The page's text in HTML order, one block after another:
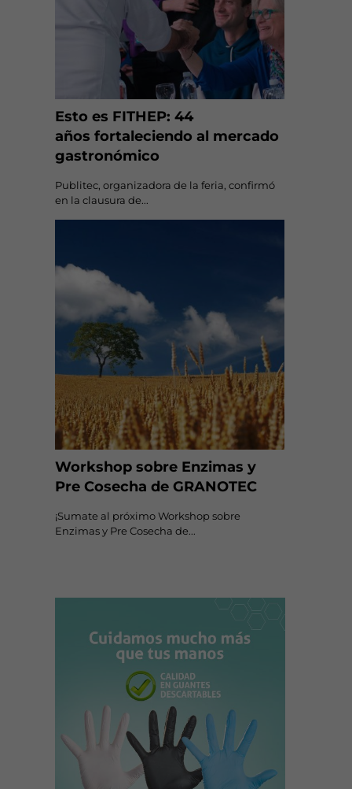
Esto es FITHEP: 44
años fortaleciendo al mercado
gastronómico
Publitec, organizadora de la feria, confirmó
en la clausura de...
Workshop sobre Enzimas y
Pre Cosecha de GRANOTEC
¡Sumate al próximo Workshop sobre
Enzimas y Pre Cosecha de...